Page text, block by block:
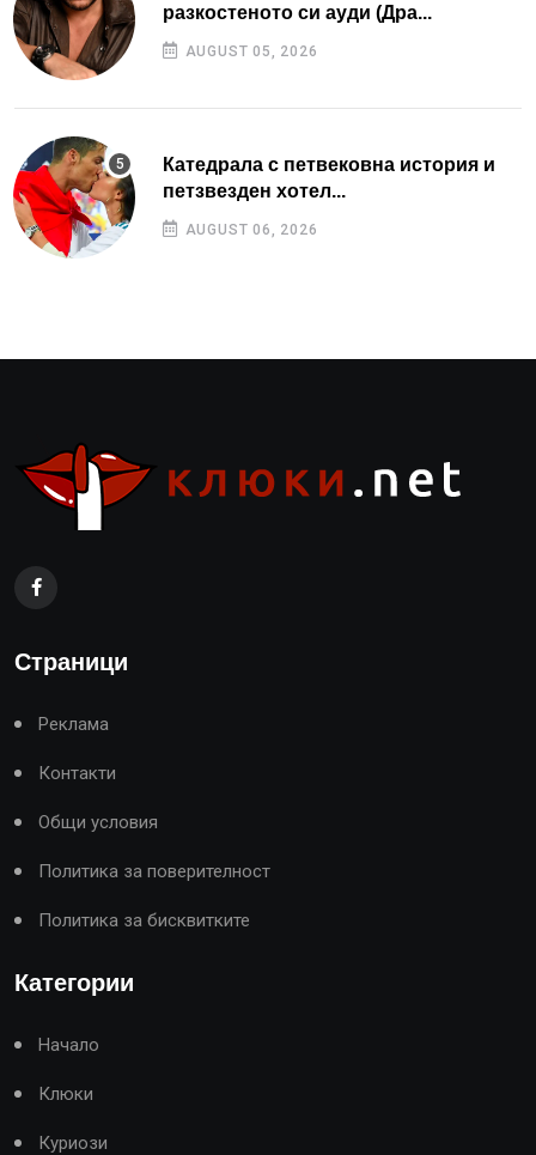
разкостеното си ауди (Дра...
AUGUST 05, 2026
Катедрала с петвековна история и
петзвезден хотел...
AUGUST 06, 2026
Страници
Реклама
Контакти
Общи условия
Политика за поверителност
Политика за бисквитките
Категории
Начало
Клюки
Куриози